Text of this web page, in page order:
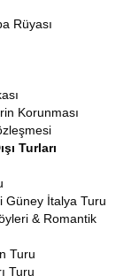
çiftleri, arkadaş
için büyük
bölgeye
yerleri gösteren
Bu anlamda
Rehberi
Seul’de nereden
kullanılır?
alabilirsiniz.
yerel halkın
Bir Şinto
yanında
öğrenirsiniz.
Rüyası
Korunması
Turları
Güney İtalya Turu
& Romantik
Turu
Turu